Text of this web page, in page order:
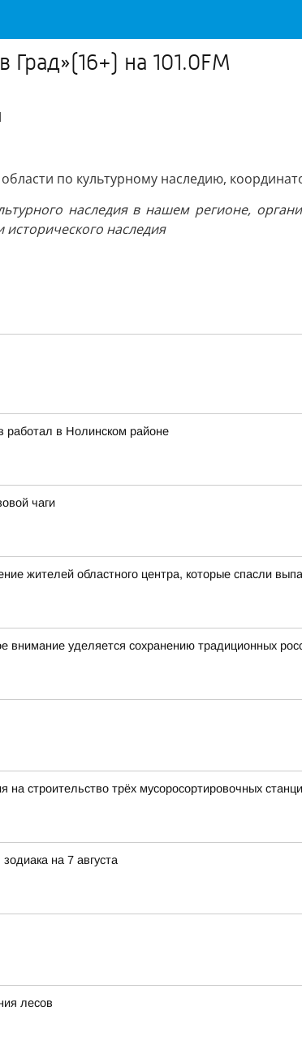
на 101.0FM
по культурному наследию,
наследия в нашем регионе,
исторического наследия
работал в Нолинском районе
чаги
жителей областного центра, которые спасли
внимание уделяется сохранению традиционных
строительство трёх мусоросортировочных
на 7 августа
лесов